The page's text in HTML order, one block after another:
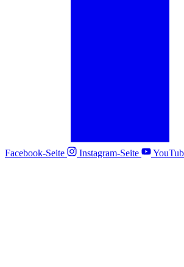
Facebook-Seite Instagram-Seite